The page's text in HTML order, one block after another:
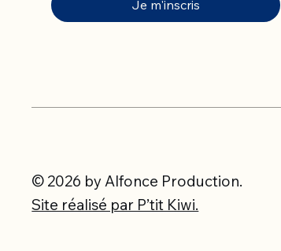
Je m'inscris
© 2026 by Alfonce Production.
Site réalisé par P’tit Kiwi.